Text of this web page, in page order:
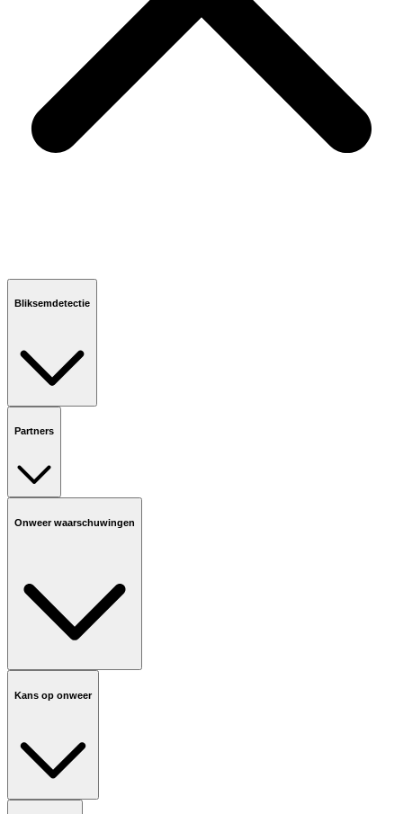
Bliksemdetectie
Partners
Onweer waarschuwingen
Kans op onweer